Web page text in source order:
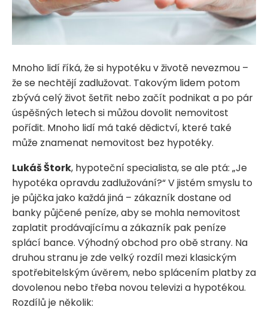
Mnoho lidí říká, že si hypotéku v životě nevezmou –
že se nechtějí zadlužovat. Takovým lidem potom
zbývá celý život šetřit nebo začít podnikat a po pár
úspěšných letech si můžou dovolit nemovitost
pořídit. Mnoho lidí má také dědictví, které také
může znamenat nemovitost bez hypotéky.
Lukáš Štork, hypoteční specialista, se ale ptá: „Je
hypotéka opravdu zadlužování?“ V jistém smyslu to
je půjčka jako každá jiná – zákazník dostane od
banky půjčené peníze, aby se mohla nemovitost
zaplatit prodávajícímu a zákazník pak peníze
splácí bance. Výhodný obchod pro obě strany. Na
druhou stranu je zde velký rozdíl mezi klasickým
spotřebitelským úvěrem, nebo splácením platby za
dovolenou nebo třeba novou televizi a hypotékou.
Rozdílů je několik: